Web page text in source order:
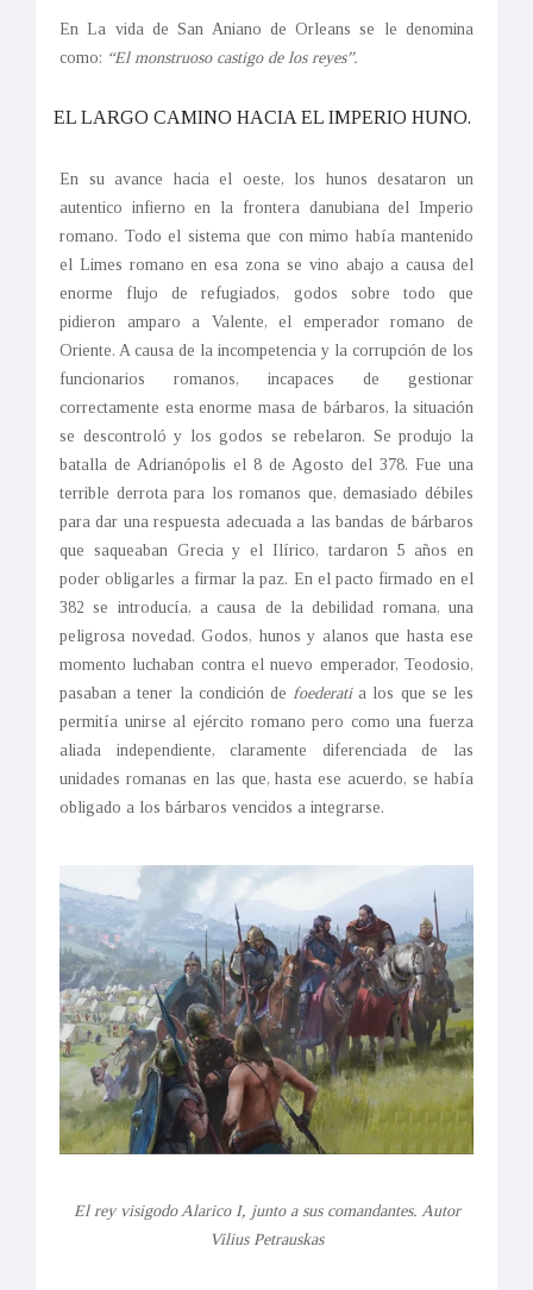
En La vida de San Aniano de Orleans se le denomina
como: “El monstruoso castigo de los reyes”.
EL LARGO CAMINO HACIA EL IMPERIO HUNO.
En su avance hacia el oeste, los hunos desataron un
autentico infierno en la frontera danubiana del Imperio
romano. Todo el sistema que con mimo había mantenido
el Limes romano en esa zona se vino abajo a causa del
enorme flujo de refugiados, godos sobre todo que
pidieron amparo a Valente, el emperador romano de
Oriente. A causa de la incompetencia y la corrupción de los
funcionarios romanos, incapaces de gestionar
correctamente esta enorme masa de bárbaros, la situación
se descontroló y los godos se rebelaron. Se produjo la
batalla de Adrianópolis el 8 de Agosto del 378. Fue una
terrible derrota para los romanos que, demasiado débiles
para dar una respuesta adecuada a las bandas de bárbaros
que saqueaban Grecia y el Ilírico, tardaron 5 años en
poder obligarles a firmar la paz. En el pacto firmado en el
382 se introducía, a causa de la debilidad romana, una
peligrosa novedad. Godos, hunos y alanos que hasta ese
momento luchaban contra el nuevo emperador, Teodosio,
pasaban a tener la condición de foederati a los que se les
permitía unirse al ejército romano pero como una fuerza
aliada independiente, claramente diferenciada de las
unidades romanas en las que, hasta ese acuerdo, se había
obligado a los bárbaros vencidos a integrarse.
El rey visigodo Alarico I, junto a sus comandantes. Autor
Vilius Petrauskas